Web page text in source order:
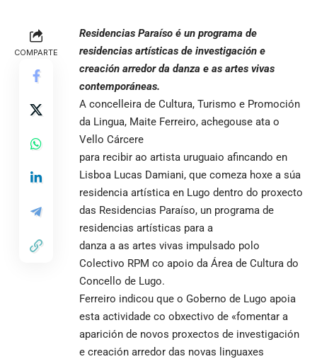
COMPARTE
Residencias Paraíso é un programa de
residencias artísticas de investigación e
creación arredor da danza e as artes vivas
contemporáneas.
A concelleira de Cultura, Turismo e Promoción
da Lingua, Maite Ferreiro, achegouse ata o
Vello Cárcere
para recibir ao artista uruguaio afincando en
Lisboa Lucas Damiani, que comeza hoxe a súa
residencia artística en Lugo dentro do proxecto
das Residencias Paraíso, un programa de
residencias artísticas para a
danza a as artes vivas impulsado polo
Colectivo RPM co apoio da Área de Cultura do
Concello de Lugo.
Ferreiro indicou que o Goberno de Lugo apoia
esta actividade co obxectivo de «fomentar a
aparición de novos proxectos de investigación
e creación arredor das novas linguaxes